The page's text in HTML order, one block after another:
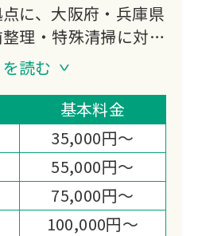
に、大阪府・兵庫県
理・特殊清掃に対応
人」です。
のスタッフが在籍
ユース・リデュース
整理と出張費無料の
ばれる理由です。
読む
基本料金
35,000円～
55,000円～
75,000円～
100,000円～